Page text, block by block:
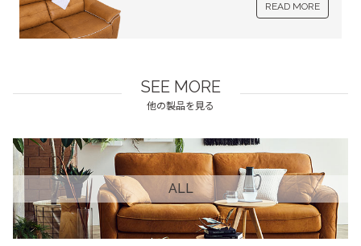
READ MORE
SEE MORE
他の製品を見る
ALL